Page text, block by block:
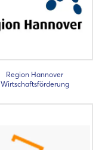
Region Hannover
Wirtschaftsförderung